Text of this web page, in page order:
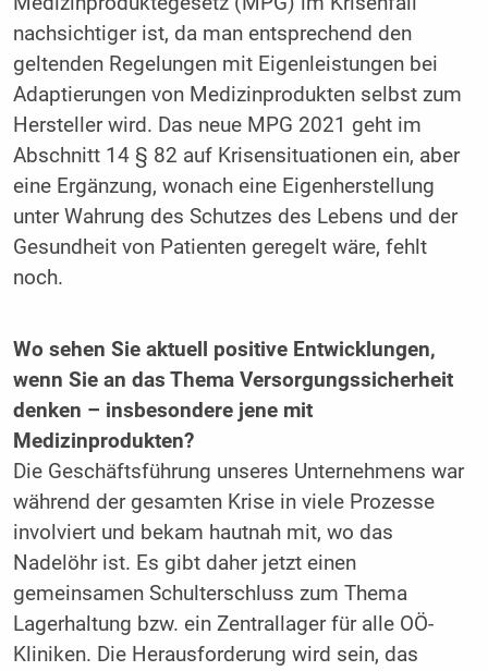
nachsichtiger ist, da man entsprechend den
geltenden Regelungen mit Eigenleistungen bei
Adaptierungen von Medizinprodukten selbst zum
Hersteller wird. Das neue MPG 2021 geht im
Abschnitt 14 § 82 auf Krisensituationen ein, aber
eine Ergänzung, wonach eine Eigenherstellung
unter Wahrung des Schutzes des Lebens und der
Gesundheit von Patienten geregelt wäre, fehlt
noch.
Wo sehen Sie aktuell positive Entwicklungen,
wenn Sie an das Thema Versorgungs­sicherheit
denken – insbesondere jene mit
Medizinprodukten?
Die Geschäftsführung unseres Unternehmens war
während der gesamten Krise in viele Prozesse
involviert und bekam hautnah mit, wo das
Nadelöhr ist. Es gibt daher jetzt einen
gemeinsamen Schulterschluss zum Thema
Lagerhaltung bzw. ein Zentrallager für alle OÖ-
Kliniken. Die Herausforderung wird sein, das